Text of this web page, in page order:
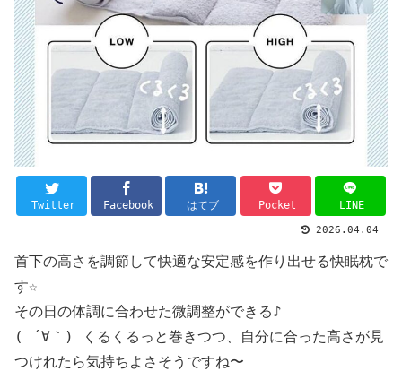
Twitter Facebook はてブ Pocket LINE
2026.04.04
首下の高さを調節して快適な安定感を作り出せる快眠枕で
す☆
その日の体調に合わせた微調整ができる♪
( ´∀｀) くるくるっと巻きつつ、自分に合った高さが見
つけれたら気持ちよさそうですね〜